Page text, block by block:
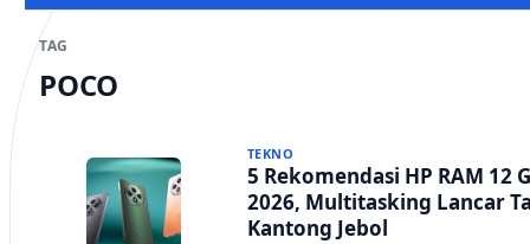
TAG
POCO
TEKNO
5 Rekomendasi HP RAM 12
2026, Multitasking Lancar
Kantong Jebol